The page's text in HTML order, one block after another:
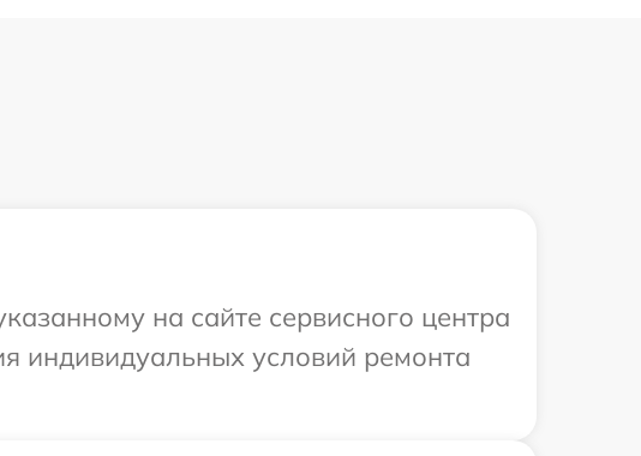
на сайте сервисного центра
индивидуальных условий ремонта